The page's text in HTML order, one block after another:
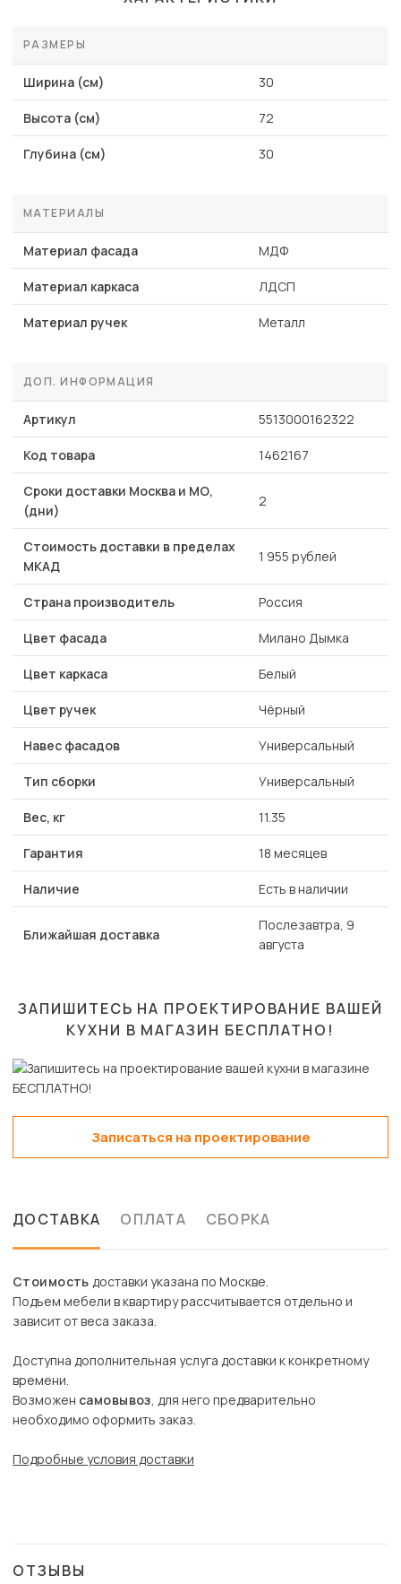
РАЗМЕРЫ
Ширина (см) 30
Высота (см) 72
Глубина (см) 30
МАТЕРИАЛЫ
Материал фасада МДФ
Материал каркаса ЛДСП
Материал ручек Металл
ДОП. ИНФОРМАЦИЯ
Артикул 5513000162322
Код товара 1462167
Сроки доставки Москва и МО,
(дни)
2
Стоимость доставки в пределах
МКАД
1 955 рублей
Страна производитель Россия
Цвет фасада Милано Дымка
Цвет каркаса Белый
Цвет ручек Чёрный
Навес фасадов Универсальный
Тип сборки Универсальный
Вес, кг 11.35
Гарантия 18 месяцев
Наличие Есть в наличии
Ближайшая доставка
Послезавтра, 9
августа
ЗАПИШИТЕСЬ НА ПРОЕКТИРОВАНИЕ ВАШЕЙ
КУХНИ В МАГАЗИН БЕСПЛАТНО!
Записаться на проектирование
ДОСТАВКА ОПЛАТА СБОРКА
Стоимость доставки указана по Москве.
Подъем мебели в квартиру рассчитывается отдельно и
зависит от веса заказа.
Доступна дополнительная услуга доставки к конкретному
времени.
Возможен самовывоз, для него предварительно
необходимо оформить заказ.
Подробные условия доставки
ОТЗЫВЫ